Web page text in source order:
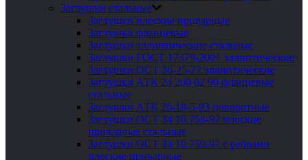
Заглушки стальные
Заглушки плоские приварные
Заглушки фланцевые
Заглушки эллиптические стальные
Заглушки ГОСТ 17379-2001 эллиптические
Заглушки ОСТ 36-25-77 эллиптические
Заглушки АТК 24.200 02 90 фланцевые
стальные
Заглушки АТК 26-18-5-93 поворотные
Заглушки ОСТ 34 10.758-97 плоские
приварные стальные
Заглушки ОСТ 34 10.759-97 с ребрами
плоские приварные